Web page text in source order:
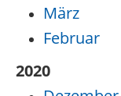
März
Februar
2020